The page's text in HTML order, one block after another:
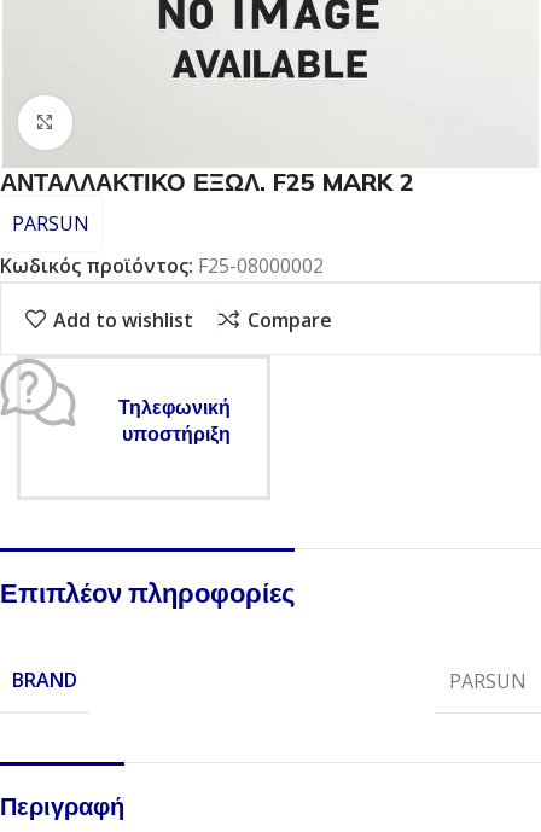
Click to enlarge
ΑΝΤΑΛΛΑΚΤΙΚΟ ΕΞΩΛ. F25 MARK 2
PARSUN
Κωδικός προϊόντος: F25-08000002
Add to wishlist Compare
Τηλεφωνική
υποστήριξη
Επιπλέον πληροφορίες
BRAND PARSUN
Περιγραφή